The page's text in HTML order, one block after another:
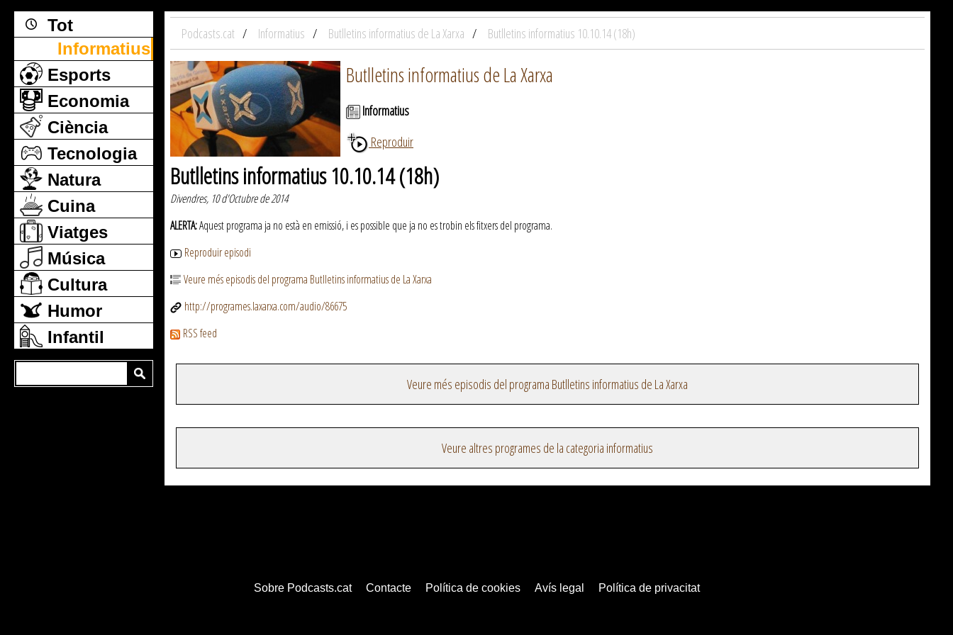
Tot
Informatius
Esports
Economia
Ciència
Tecnologia
Natura
Cuina
Viatges
Música
Cultura
Humor
Infantil
Podcasts.cat Informatius Butlletins informatius de La Xarxa Butlletins informatius 10.10.14 (18h)
Butlletins informatius de La Xarxa
Informatius
Reproduir
Butlletins informatius 10.10.14 (18h)
Divendres, 10 d'Octubre de 2014
ALERTA:Aquest programa ja no està en emissió, i es possible que ja no es trobin els fitxers del programa.
Reproduir episodi
Veure més episodis del programa Butlletins informatius de La Xarxa
http://programes.laxarxa.com/audio/86675
RSS feed
Veure més episodis del programa Butlletins informatius de La Xarxa
Veure altres programes de la categoria informatius
Sobre Podcasts.cat Contacte Política de cookies Avís legal Política de privacitat